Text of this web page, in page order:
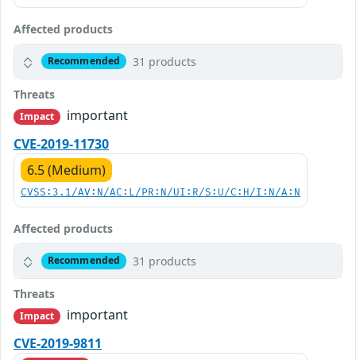
Affected products
Recommended 31 products
Threats
Impact
important
CVE-2019-11730
6.5 (Medium)
CVSS:3.1/AV:N/AC:L/PR:N/UI:R/S:U/C:H/I:N/A:N
Affected products
Recommended 31 products
Threats
Impact
important
CVE-2019-9811